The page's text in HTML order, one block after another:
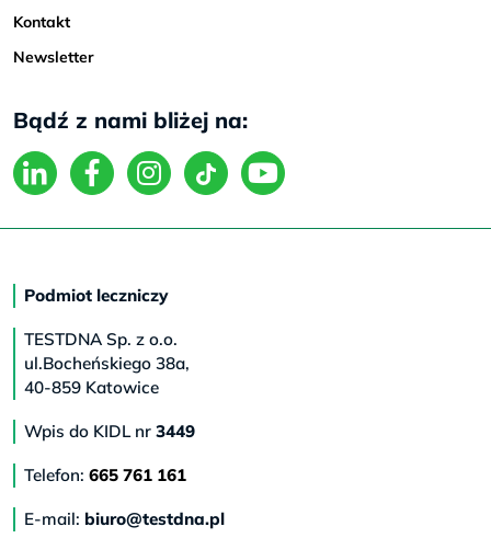
Kontakt
Newsletter
Bądź z nami bliżej na:
Podmiot leczniczy
TESTDNA Sp. z o.o.
ul.Bocheńskiego 38a,
40-859 Katowice
Wpis do KIDL nr 3449
Telefon: 665 761 161
E-mail: biuro@testdna.pl